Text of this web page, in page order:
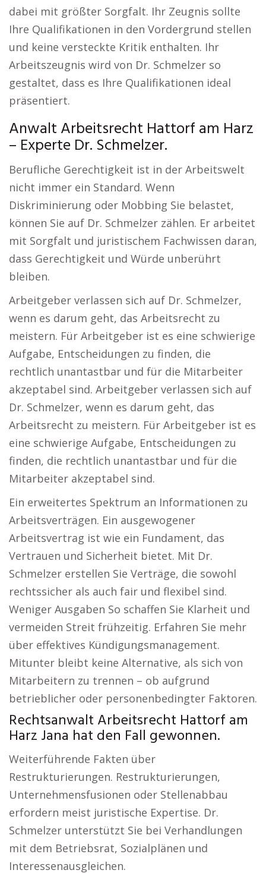
dabei mit größter Sorgfalt. Ihr Zeugnis sollte
Ihre Qualifikationen in den Vordergrund stellen
und keine versteckte Kritik enthalten. Ihr
Arbeitszeugnis wird von Dr. Schmelzer so
gestaltet, dass es Ihre Qualifikationen ideal
präsentiert.
Anwalt Arbeitsrecht Hattorf am Harz
– Experte Dr. Schmelzer.
Berufliche Gerechtigkeit ist in der Arbeitswelt
nicht immer ein Standard. Wenn
Diskriminierung oder Mobbing Sie belastet,
können Sie auf Dr. Schmelzer zählen. Er arbeitet
mit Sorgfalt und juristischem Fachwissen daran,
dass Gerechtigkeit und Würde unberührt
bleiben.
Arbeitgeber verlassen sich auf Dr. Schmelzer,
wenn es darum geht, das Arbeitsrecht zu
meistern. Für Arbeitgeber ist es eine schwierige
Aufgabe, Entscheidungen zu finden, die
rechtlich unantastbar und für die Mitarbeiter
akzeptabel sind. Arbeitgeber verlassen sich auf
Dr. Schmelzer, wenn es darum geht, das
Arbeitsrecht zu meistern. Für Arbeitgeber ist es
eine schwierige Aufgabe, Entscheidungen zu
finden, die rechtlich unantastbar und für die
Mitarbeiter akzeptabel sind.
Ein erweitertes Spektrum an Informationen zu
Arbeitsverträgen. Ein ausgewogener
Arbeitsvertrag ist wie ein Fundament, das
Vertrauen und Sicherheit bietet. Mit Dr.
Schmelzer erstellen Sie Verträge, die sowohl
rechtssicher als auch fair und flexibel sind.
Weniger Ausgaben So schaffen Sie Klarheit und
vermeiden Streit frühzeitig. Erfahren Sie mehr
über effektives Kündigungsmanagement.
Mitunter bleibt keine Alternative, als sich von
Mitarbeitern zu trennen – ob aufgrund
betrieblicher oder personenbedingter Faktoren.
Rechtsanwalt Arbeitsrecht Hattorf am
Harz Jana hat den Fall gewonnen.
Weiterführende Fakten über
Restrukturierungen. Restrukturierungen,
Unternehmensfusionen oder Stellenabbau
erfordern meist juristische Expertise. Dr.
Schmelzer unterstützt Sie bei Verhandlungen
mit dem Betriebsrat, Sozialplänen und
Interessenausgleichen.